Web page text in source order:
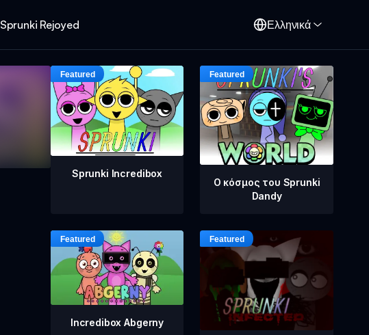
Sprunki Rejoyed Ελληνικά
Sprunki Incredibox
Ο κόσμος του Sprunki
Dandy
Incredibox Abgerny